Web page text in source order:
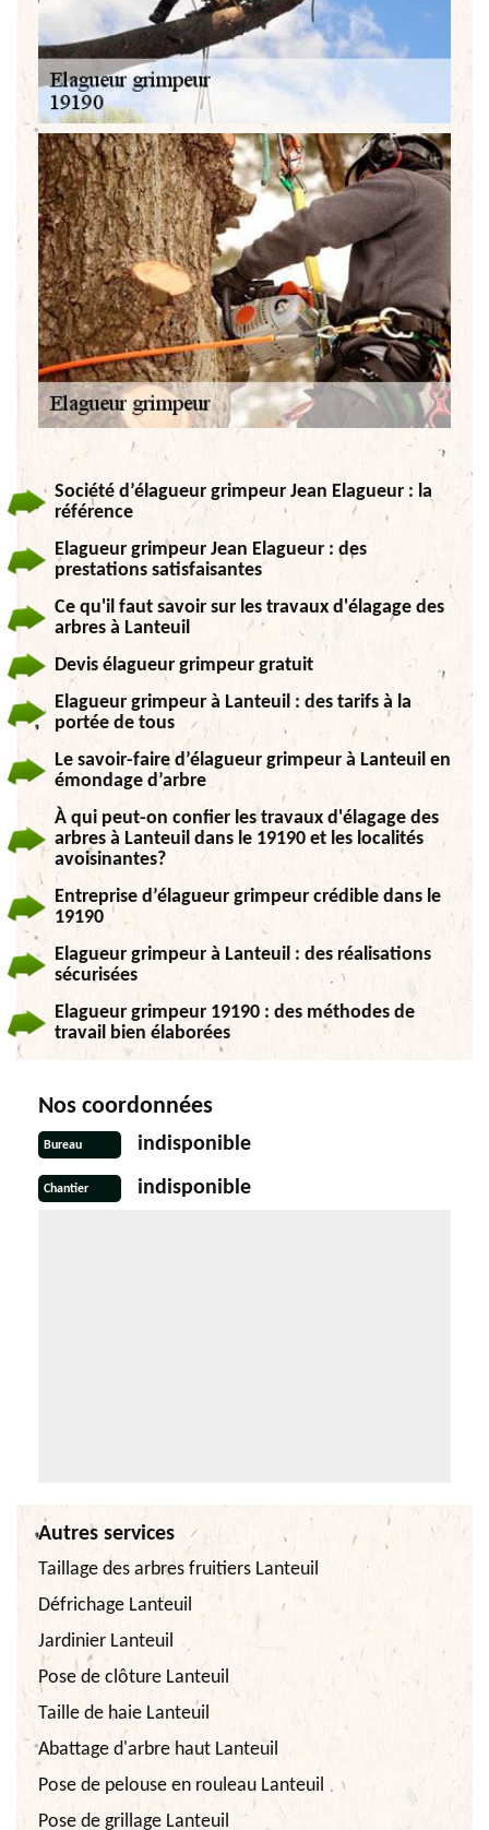
Société d’élagueur grimpeur Jean Elagueur : la
référence
Elagueur grimpeur Jean Elagueur : des
prestations satisfaisantes
Ce qu'il faut savoir sur les travaux d'élagage des
arbres à Lanteuil
Devis élagueur grimpeur gratuit
Elagueur grimpeur à Lanteuil : des tarifs à la
portée de tous
Le savoir-faire d’élagueur grimpeur à Lanteuil en
émondage d’arbre
À qui peut-on confier les travaux d'élagage des
arbres à Lanteuil dans le 19190 et les localités
avoisinantes?
Entreprise d’élagueur grimpeur crédible dans le
19190
Elagueur grimpeur à Lanteuil : des réalisations
sécurisées
Elagueur grimpeur 19190 : des méthodes de
travail bien élaborées
Nos coordonnées
Bureau indisponible
Chantier indisponible
Autres services
Taillage des arbres fruitiers Lanteuil
Défrichage Lanteuil
Jardinier Lanteuil
Pose de clôture Lanteuil
Taille de haie Lanteuil
Abattage d'arbre haut Lanteuil
Pose de pelouse en rouleau Lanteuil
Pose de grillage Lanteuil